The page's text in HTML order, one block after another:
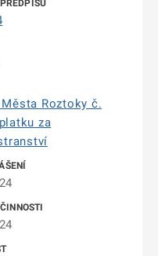
Roztoky č.
za